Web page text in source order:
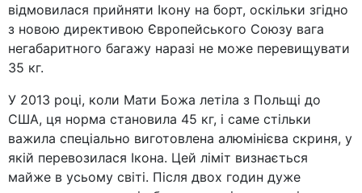
відмовилася прийняти Ікону на борт, оскільки згідно
з новою директивою Європейського Союзу вага
негабаритного багажу наразі не може перевищувати
35 кг.
У 2013 році, коли Мати Божа летіла з Польщі до
США, ця норма становила 45 кг, і саме стільки
важила спеціально виготовлена алюмінієва скриня, у
якій перевозилася Ікона. Цей ліміт визнається
майже в усьому світі. Після двох годин дуже